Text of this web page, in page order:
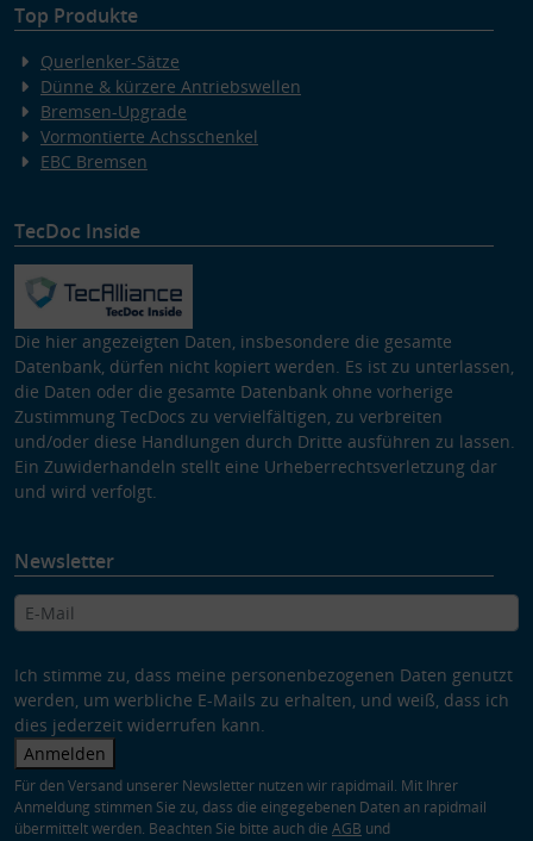
Top Produkte
Querlenker-Sätze
Dünne & kürzere Antriebswellen
Bremsen-Upgrade
Vormontierte Achsschenkel
EBC Bremsen
TecDoc Inside
Die hier angezeigten Daten, insbesondere die gesamte
Datenbank, dürfen nicht kopiert werden. Es ist zu unterlassen,
die Daten oder die gesamte Datenbank ohne vorherige
Zustimmung TecDocs zu vervielfältigen, zu verbreiten
und/oder diese Handlungen durch Dritte ausführen zu lassen.
Ein Zuwiderhandeln stellt eine Urheberrechtsverletzung dar
und wird verfolgt.
Newsletter
Ich stimme zu, dass meine personenbezogenen Daten genutzt
werden, um werbliche E-Mails zu erhalten, und weiß, dass ich
dies jederzeit widerrufen kann.
Anmelden
Für den Versand unserer Newsletter nutzen wir rapidmail. Mit Ihrer
Anmeldung stimmen Sie zu, dass die eingegebenen Daten an rapidmail
übermittelt werden. Beachten Sie bitte auch die AGB und